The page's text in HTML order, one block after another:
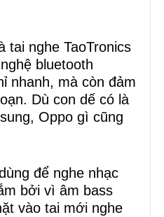
tai nghe TaoTronics
bluetooth
nhanh, mà còn đảm
Dù con dế có là
Oppo gì cũng
để nghe nhạc
bởi vì âm bass
vào tai mới nghe